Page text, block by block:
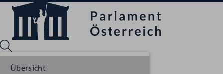
Übersicht